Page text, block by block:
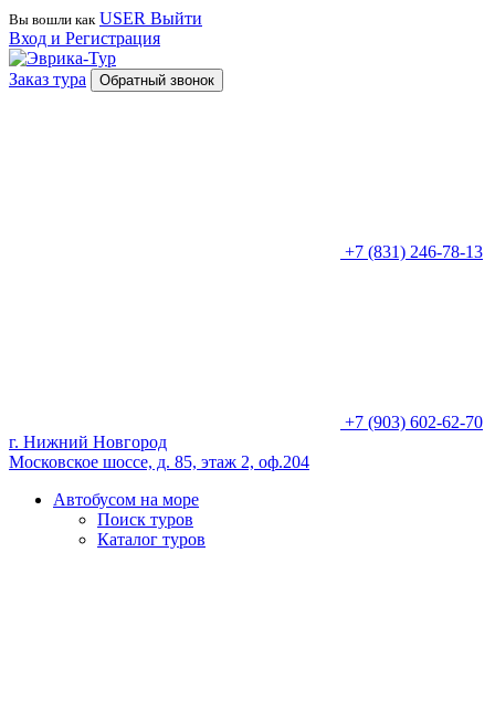
Вы вошли как USER Выйти
Вход и Регистрация
Заказ тура Обратный звонок
+7 (831) 246-78-13
+7 (903) 602-62-70
г. Нижний Новгород
Московское шоссе, д. 85, этаж 2, оф.204
Автобусом на море
Поиск туров
Каталог туров